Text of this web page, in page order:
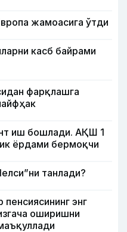
жамоасига ўтди
касб байрами
фарқлашга
иш бошлади. АҚШ 1
ёрдами бермоқчи
танлади?
энг
оширишни